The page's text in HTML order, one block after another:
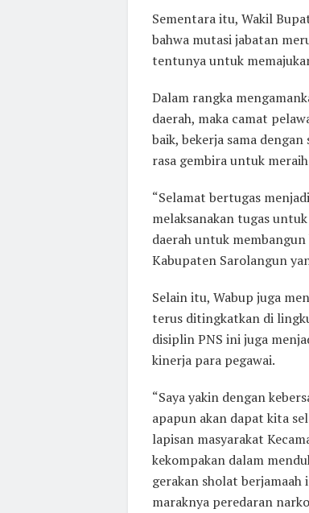
Sementara itu, Wakil
bahwa mutasi jabatan
tentunya untuk
Dalam rangka
daerah, maka camat
baik, bekerja sama
rasa gembira untuk
“Selamat bertugas
melaksanakan tugas
daerah untuk
Kabupaten Sarolangun
Selain itu, Wabup juga
terus ditingkatkan di
disiplin PNS ini juga
kinerja para pegawai.
“Saya yakin dengan
apapun akan dapat kita
lapisan masyarakat
kekompakan dalam
gerakan sholat
maraknya peredaran